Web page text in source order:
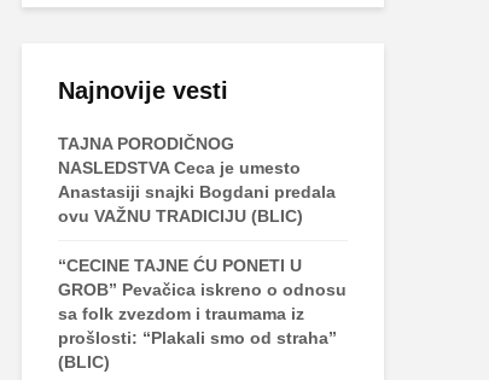
Najnovije vesti
TAJNA PORODIČNOG
NASLEDSTVA Ceca je umesto
Anastasiji snajki Bogdani predala
ovu VAŽNU TRADICIJU (BLIC)
“CECINE TAJNE ĆU PONETI U
GROB” Pevačica iskreno o odnosu
sa folk zvezdom i traumama iz
prošlosti: “Plakali smo od straha”
(BLIC)